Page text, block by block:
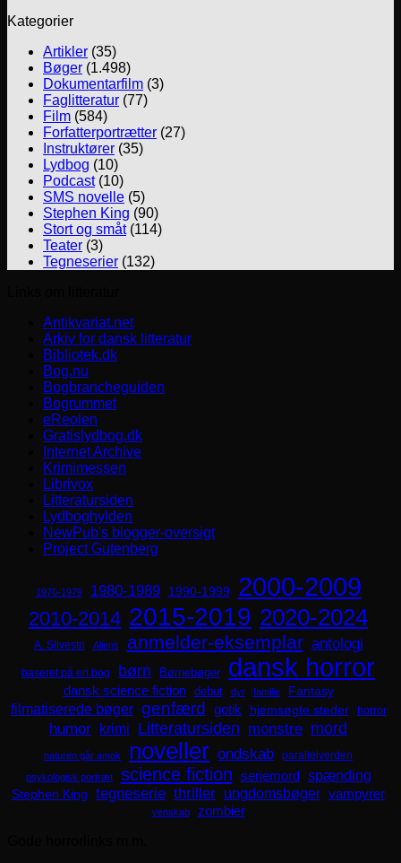
Kategorier
Artikler (35)
Bøger (1.498)
Dokumentarfilm (3)
Faglitteratur (77)
Film (584)
Forfatterportrætter (27)
Instruktører (35)
Lydbog (10)
Podcast(10)
SMS novelle (5)
Stephen King (90)
Stort og småt(114)
Teater (3)
Tegneserier (132)
Antikvariat.net
Arkiv for dansk litteratur
Bibliotek.dk
Bog.nu
Bogbrancheguiden
Bogrummet
eReolen
Gratislydbog.dk
Internet Archive
Krimimessen
Librivox
Litteratursiden
Lydboghylden
NewPub's blogger-oversigt
Project Gutenberg
1970-1979 1980-1989 1990-1999 2000-2009
2010-2014 2015-2019 2020-2024
A. Silvestri Aliens anmelder-eksemplar antologi
baseret på en bog børn Børnebøger dansk horror
dansk science fiction debut dyr familie Fantasy
filmatiserede bøger genfærd gotik hjemsøgte steder horror
humor krimi Litteratursiden monstre mord
naturen går amok noveller ondskab parallelverden
psykologisk portræt science fiction seriemord spænding
Stephen King tegneserie thriller ungdomsbøger vampyrer
venskab
zombier